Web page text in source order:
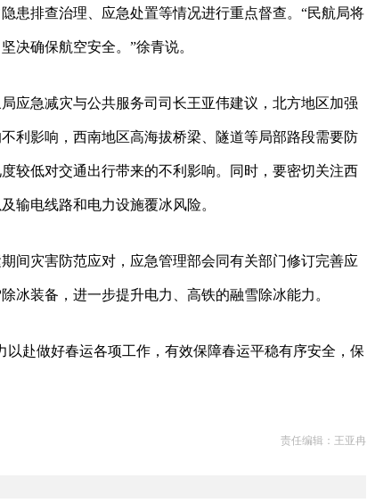
患排查治理、应急处置等情况进行重点督查。“民航局将
决确保航空安全。”徐青说。
应急减灾与公共服务司司长王亚伟建议，北方地区加强
利影响，西南地区高海拔桥梁、隧道等局部路段需要防
较低对交通出行带来的不利影响。同时，要密切关注西
输电线路和电力设施覆冰风险。
间灾害防范应对，应急管理部会同有关部门修订完善应
冰装备，进一步提升电力、高铁的融雪除冰能力。
赴做好春运各项工作，有效保障春运平稳有序安全，保
责任编辑：王亚冉